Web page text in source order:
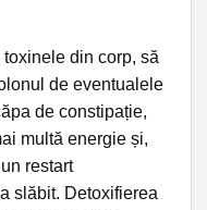
din corp, să
de eventualele
de constipație,
multă energie și,
restart
slăbit. Detoxifierea